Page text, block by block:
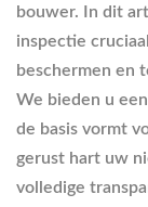
bouwer. In dit
inspectie
beschermen en
We bieden u
de basis vormt
gerust hart uw
volledige